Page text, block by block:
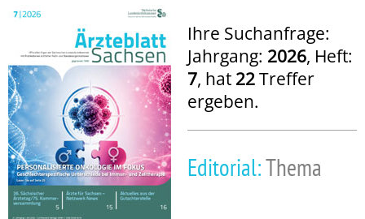
Ihre Suchanfrage:
Jahrgang: 2026, Heft:
7, hat 22Treffer
ergeben.
Editorial:Thema